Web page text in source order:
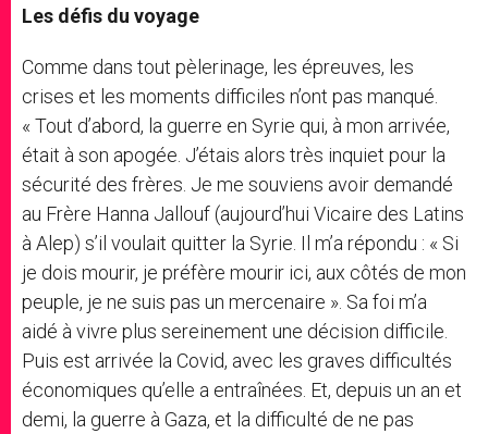
Les défis du voyage
Comme dans tout pèlerinage, les épreuves, les
crises et les moments difficiles n’ont pas manqué.
« Tout d’abord, la guerre en Syrie qui, à mon arrivée,
était à son apogée. J’étais alors très inquiet pour la
sécurité des frères. Je me souviens avoir demandé
au Frère Hanna Jallouf (aujourd’hui Vicaire des Latins
à Alep) s’il voulait quitter la Syrie. Il m’a répondu : « Si
je dois mourir, je préfère mourir ici, aux côtés de mon
peuple, je ne suis pas un mercenaire ». Sa foi m’a
aidé à vivre plus sereinement une décision difficile.
Puis est arrivée la Covid, avec les graves difficultés
économiques qu’elle a entraînées. Et, depuis un an et
demi, la guerre à Gaza, et la difficulté de ne pas